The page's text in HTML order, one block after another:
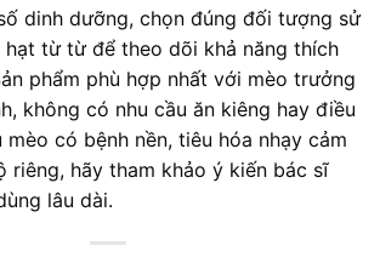
dinh dưỡng, chọn đúng đối tượng sử
hạt từ từ để theo dõi khả năng thích
phẩm phù hợp nhất với mèo trưởng
không có nhu cầu ăn kiêng hay điều
có bệnh nền, tiêu hóa nhạy cảm
riêng, hãy tham khảo ý kiến bác sĩ
lâu dài.